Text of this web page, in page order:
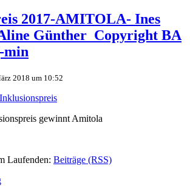
2017-AMITOLA- Ines
Günther_Copyright BA
min
2018 um 10:52
gewinnt Amitola
Laufenden: Beiträge (RSS)